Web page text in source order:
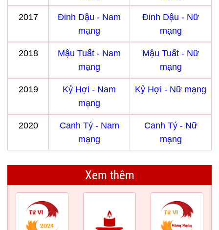
2017
Đinh Dậu - Nam
mạng
Đinh Dậu - Nữ
mạng
2018
Mậu Tuất - Nam
mạng
Mậu Tuất - Nữ
mạng
2019
Kỷ Hợi - Nam
mạng
Kỷ Hợi - Nữ mạng
2020
Canh Tý - Nam
mạng
Canh Tý - Nữ
mạng
Xem thêm